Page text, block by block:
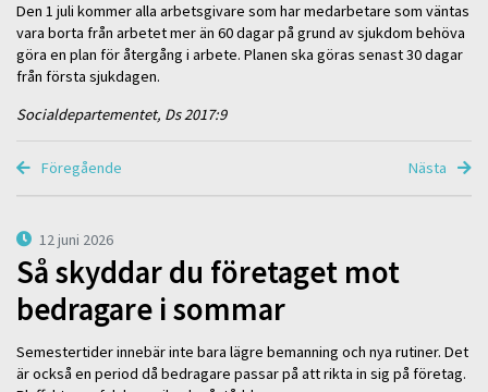
Den 1 juli kommer alla arbetsgivare som har medarbetare som väntas
vara borta från arbetet mer än 60 dagar på grund av sjukdom behöva
göra en plan för återgång i arbete. Planen ska göras senast 30 dagar
från första sjukdagen.
Socialdepartementet, Ds 2017:9
Föregående Nästa
12 juni 2026
Så skyddar du företaget mot
bedragare i sommar
Semestertider innebär inte bara lägre bemanning och nya rutiner. Det
är också en period då bedragare passar på att rikta in sig på företag.